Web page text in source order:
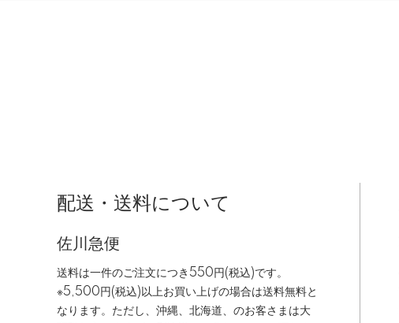
配送・送料について
佐川急便
送料は一件のご注文につき550円(税込)です。
※5,500円(税込)以上お買い上げの場合は送料無料と
なります。ただし、沖縄、北海道、のお客さまは大